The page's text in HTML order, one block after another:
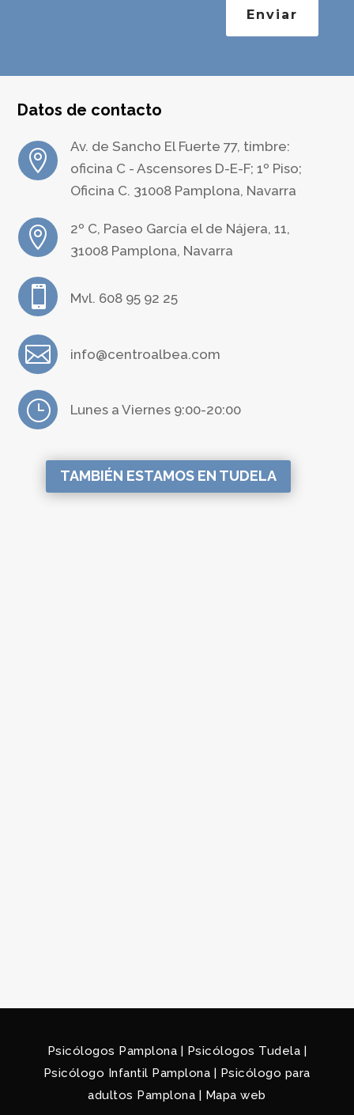
Enviar
Datos de contacto

Av. de Sancho El Fuerte 77, timbre:
oficina C - Ascensores D-E-F; 1º Piso;
Oficina C. 31008 Pamplona, Navarra

2º C, Paseo García el de Nájera, 11,
31008 Pamplona, Navarra
 Mvl. 608 95 92 25
 info@centroalbea.com
} Lunes a Viernes 9:00-20:00
TAMBIÉN ESTAMOS EN TUDELA
Psicólogos Pamplona | Psicólogos Tudela |
Psicólogo Infantil Pamplona | Psicólogo para
adultos Pamplona | Mapa web